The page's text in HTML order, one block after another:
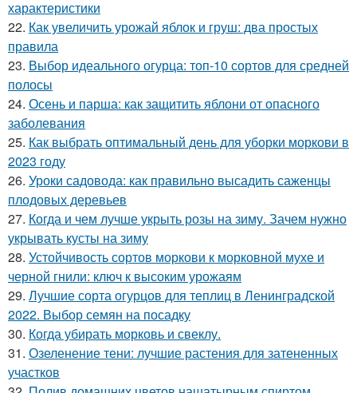
характеристики
22. Как увеличить урожай яблок и груш: два простых
правила
23. Выбор идеального огурца: топ-10 сортов для средней
полосы
24. Осень и парша: как защитить яблони от опасного
заболевания
25. Как выбрать оптимальный день для уборки моркови в
2023 году
26. Уроки садовода: как правильно высадить саженцы
плодовых деревьев
27. Когда и чем лучше укрыть розы на зиму. Зачем нужно
укрывать кусты на зиму
28. Устойчивость сортов моркови к морковной мухе и
черной гнили: ключ к высоким урожаям
29. Лучшие сорта огурцов для теплиц в Ленинградской
2022. Выбор семян на посадку
30. Когда убирать морковь и свеклу.
31. Озеленение тени: лучшие растения для затененных
участков